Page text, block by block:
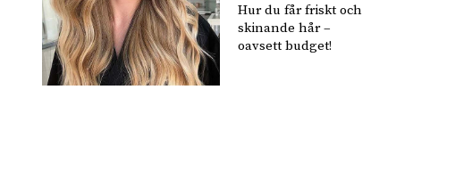
Hur du får friskt och
skinande hår –
oavsett budget!